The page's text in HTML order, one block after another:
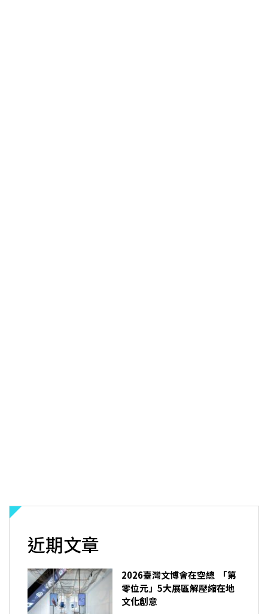
近期文章
2026臺灣文博會在空總 「第
零位元」5大展區解壓縮在地
文化創意